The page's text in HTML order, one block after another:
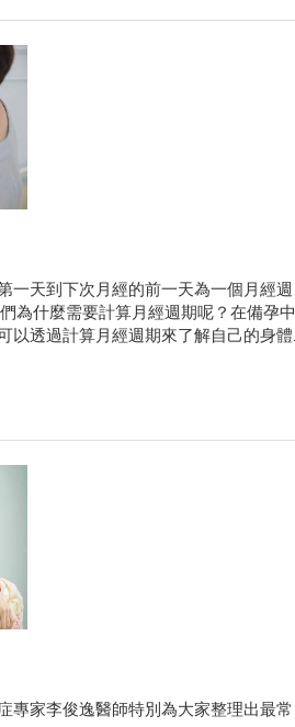
一天到下次月經的前一天為一個月經週
為什麼需要計算月經週期呢？在備孕中
以透過計算月經週期來了解自己的身體
專家李俊逸醫師特別為大家整理出最常